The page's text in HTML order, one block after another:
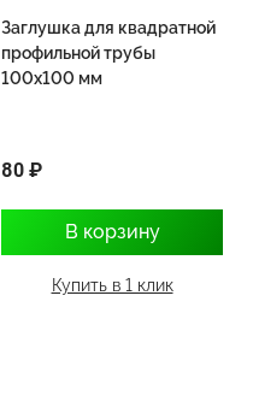
Заглушка для квадратной
профильной трубы
100х100 мм
80 ₽
В корзину
Купить в 1 клик